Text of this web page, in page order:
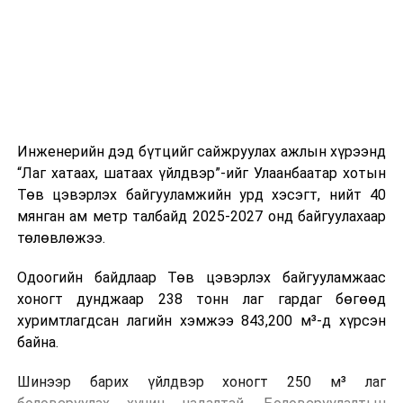
өдөр тутмын ажлын бэлэн байдлыг хангах зэрэг
практик ур чадварыг сургалтын хөтөлбөрт тусгажээ.
Сургалтыг танилцуулах лекц, асуулт-хариулт,
жишээнд суурилсан сургалт, багаар ажиллах дасгал,
танилцах, онцгой нөхцөлд ажиллах дадлага зэрэг
онол, практик хосолсон хэлбэрээр зохион байгуулж
байна.
зохион байгуулах Үндэсний хорооны Ажлын алба,
Инженерийн дэд бүтцийг сайжруулах ажлын хүрээнд
“Лаг хатаах, шатаах үйлдвэр”-ийг Улаанбаатар хотын
Төв цэвэрлэх байгууламжийн урд хэсэгт, нийт 40
мянган ам метр талбайд 2025-2027 онд байгуулахаар
төлөвлөжээ.
Одоогийн байдлаар Төв цэвэрлэх байгууламжаас
хоногт дунджаар 238 тонн лаг гардаг бөгөөд
хуримтлагдсан лагийн хэмжээ 843,200 м³-д хүрсэн
байна.
Шинээр барих үйлдвэр хоногт 250 м³ лаг